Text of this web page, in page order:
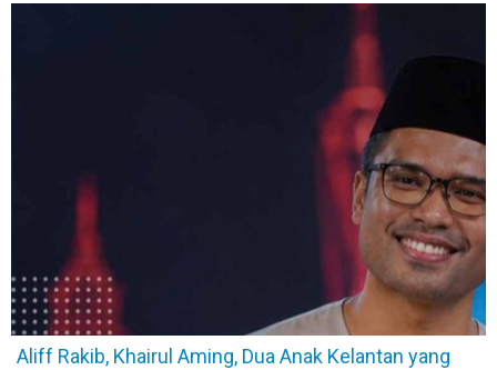
Aliff Rakib, Khairul Aming, Dua Anak Kelantan yang